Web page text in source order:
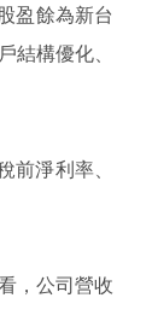
盈餘為新台
結構優化、
前淨利率、
，公司營收